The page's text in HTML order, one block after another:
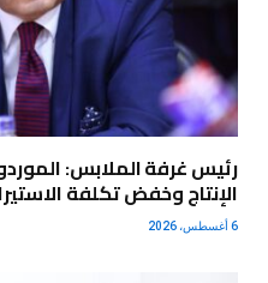
رئيس غرفة الملابس:
الإنتاج وخفض تكلفة
6 أغسطس، 2026